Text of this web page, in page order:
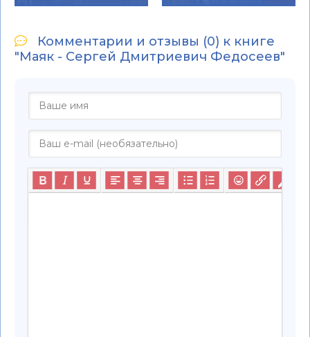
Комментарии и отзывы (0) к книге
"Маяк - Сергей Дмитриевич Федосеев"